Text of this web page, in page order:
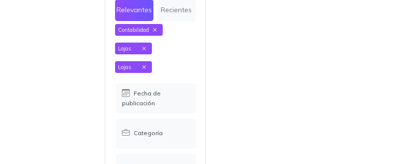
Relevantes Recientes
Contabilidad
Lajas
Lajas
Fecha de
publicación
Categoría